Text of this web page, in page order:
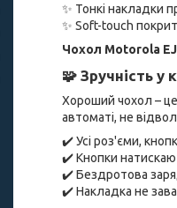
✨ Тонкі накладки
✨ Soft-touch
Чохол Motorola
🧩 Зручність у
Хороший чохол –
автоматі, не
✔️ Усі роз'єми,
✔️ Кнопки
✔️ Бездротова
✔️ Накладка не